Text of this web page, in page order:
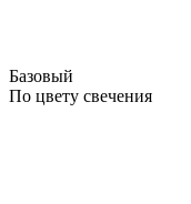
Базовый
По цвету свечения